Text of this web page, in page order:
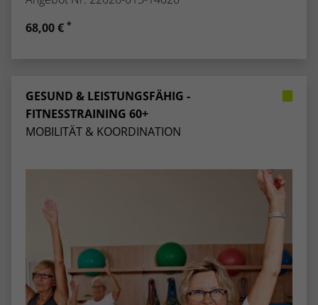
68,00 € *
GESUND & LEISTUNGSFÄHIG -
FITNESSTRAINING 60+
MOBILITÄT & KOORDINATION